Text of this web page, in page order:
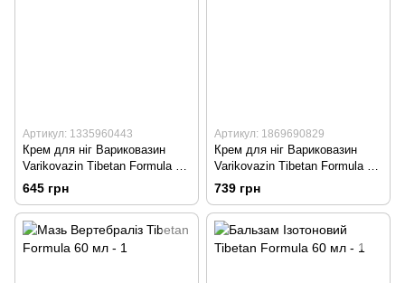
Артикул: 1335960443
Крем для ніг Вариковазин
Varikovazin Tibetan Formula 60
мл
645 грн
Артикул: 1869690829
Крем для ніг Вариковазин
Varikovazin Tibetan Formula 75
мл
739 грн